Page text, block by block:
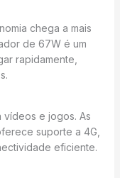
chega a mais
de 67W é um
rapidamente,
e jogos. As
suporte a 4G,
eficiente.